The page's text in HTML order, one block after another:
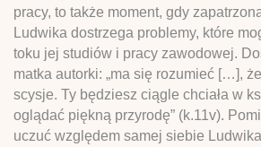
pracy, to także moment, gdy
Ludwika dostrzega problemy, które
toku jej studiów i pracy zawodowej.
matka autorki: „ma się rozumieć […],
scysje. Ty będziesz ciągle chciała w
oglądać piękną przyrodę” (k.11v).
uczuć względem samej siebie